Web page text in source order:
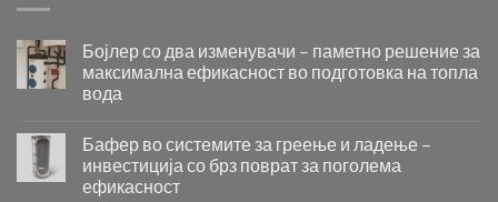
Бојлер со два изменувачи – паметно решение за
максимална ефикасност во подготовка на топла
вода
со
два
изменувачи
–
Бафер во системите за греење и ладење –
инвестиција со брз поврат за поголема
ефикасност